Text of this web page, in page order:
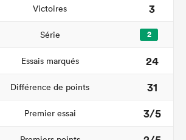
Victoires 3
Série 2
Essais marqués
24
Différence de points
31
Premier essai
3/5